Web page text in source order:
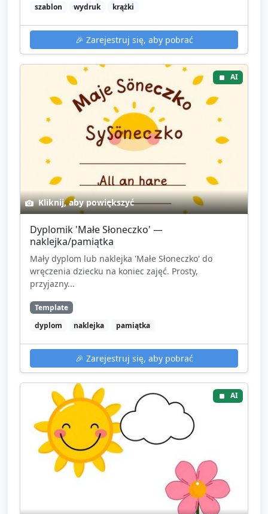
szablon wydruk krążki
🎉 Zarejestruj się, aby pobrać
AI
Kliknij, aby powiększyć
Dyplomik 'Małe Słoneczko' —
naklejka/pamiątka
Mały dyplom lub naklejka 'Małe Słoneczko' do
wręczenia dziecku na koniec zajęć. Prosty,
przyjazny...
Template
dyplom
naklejka pamiątka
🎉 Zarejestruj się, aby pobrać
AI